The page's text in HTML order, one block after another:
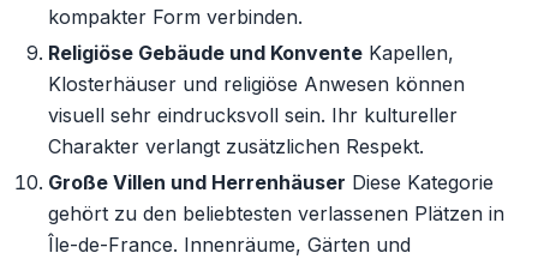
kompakter Form verbinden.
Religiöse Gebäude und Konvente Kapellen,
Klosterhäuser und religiöse Anwesen können
visuell sehr eindrucksvoll sein. Ihr kultureller
Charakter verlangt zusätzlichen Respekt.
Große Villen und Herrenhäuser Diese Kategorie
gehört zu den beliebtesten verlassenen Plätzen in
Île-de-France. Innenräume, Gärten und